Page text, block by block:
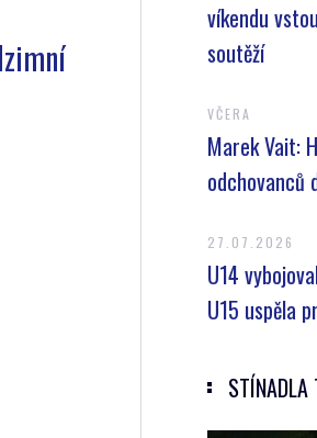
víkendu
soutěží
VČERA
Marek Vait:
odchovanců
27.07.2026
U14
U15 uspěla
STÍNADLA